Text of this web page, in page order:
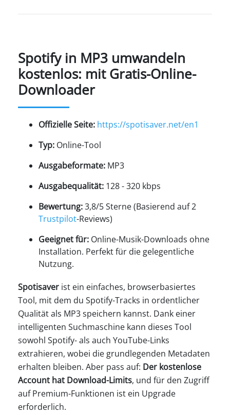
Spotify in MP3 umwandeln
kostenlos: mit Gratis-Online-
Downloader
Offizielle Seite: https://spotisaver.net/en1
Typ: Online-Tool
Ausgabeformate: MP3
Ausgabequalität: 128 - 320 kbps
Bewertung:3,8/5 Sterne (Basierend auf 2
Trustpilot-Reviews)
Geeignet für: Online-Musik-Downloads ohne
Installation. Perfekt für die gelegentliche
Nutzung.
Spotisaver ist ein einfaches, browserbasiertes
Tool, mit dem du Spotify-Tracks in ordentlicher
Qualität als MP3 speichern kannst. Dank einer
intelligenten Suchmaschine kann dieses Tool
sowohl Spotify- als auch YouTube-Links
extrahieren, wobei die grundlegenden Metadaten
erhalten bleiben. Aber pass auf: Der kostenlose
Account hat Download-Limits, und für den Zugriff
auf Premium-Funktionen ist ein Upgrade
erforderlich.